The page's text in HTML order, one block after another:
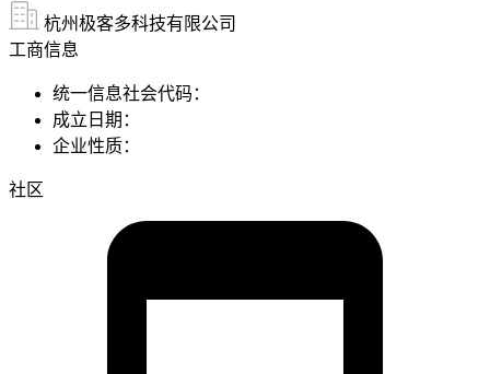
杭州极客多科技有限公司
工商信息
统一信息社会代码：
成立日期：
企业性质：
社区